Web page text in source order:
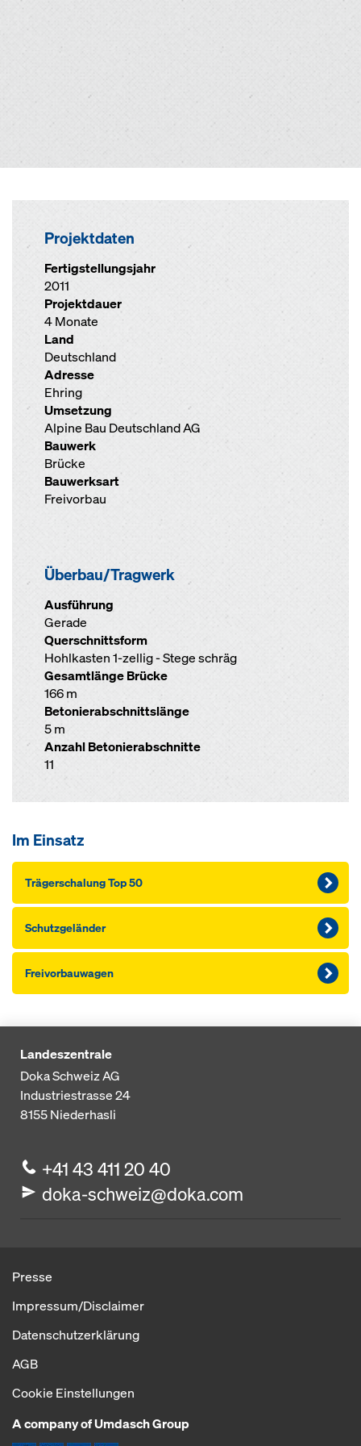
Projektdaten
Fertigstellungsjahr
2011
Projektdauer
4 Monate
Land
Deutschland
Adresse
Ehring
Umsetzung
Alpine Bau Deutschland AG
Bauwerk
Brücke
Bauwerksart
Freivorbau
Überbau/Tragwerk
Ausführung
Gerade
Querschnittsform
Hohlkasten 1-zellig - Stege schräg
Gesamtlänge Brücke
166 m
Betonierabschnittslänge
5 m
Anzahl Betonierabschnitte
11
Im Einsatz
Träger­schalung Top 50
Schutzgeländer
Freivorbauwagen
Landeszentrale
Doka Schweiz AG
Industriestrasse 24
8155Niederhasli
+41 43 411 20 40
doka-schweiz@doka.com
Presse
Impressum/Disclaimer
Datenschutzerklärung
AGB
Cookie Einstellungen
A company of Umdasch Group